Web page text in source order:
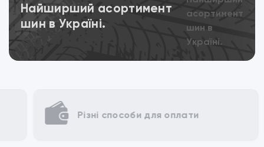
Найширший асортимент
шин в Україні.
Різні способи для оплати